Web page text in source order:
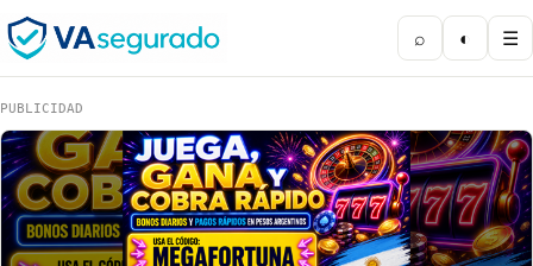
⌕ ◐ ☰
PUBLICIDAD